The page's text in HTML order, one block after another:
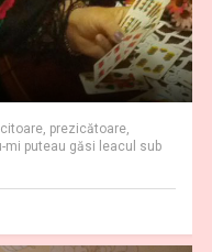
prezicătoare,
mi puteau găsi leacul sub